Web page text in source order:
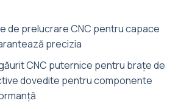
de prelucrare CNC pentru capace
precizia
CNC puternice pentru brațe de
dovedite pentru componente